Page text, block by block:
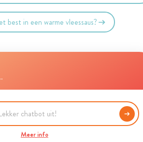
best in een warme vleessaus?
Meer info